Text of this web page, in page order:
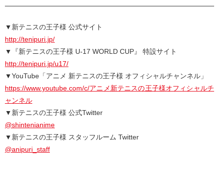
▼新テニスの王子様 公式サイト
http://tenipuri.jp/
▼『新テニスの王子様 U-17 WORLD CUP』 特設サイト
http://tenipuri.jp/u17/
▼YouTube「アニメ 新テニスの王子様 オフィシャルチャンネル」
https://www.youtube.com/c/アニメ新テニスの王子様オフィシャルチ
ャンネル
▼新テニスの王子様 公式Twitter
@shintenianime
▼新テニスの王子様 スタッフルーム Twitter
@anipuri_staff